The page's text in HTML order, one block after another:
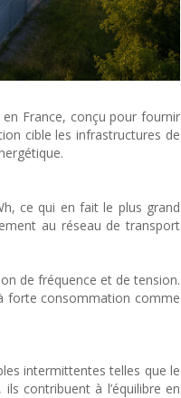
France, conçu pour fournir
cible les infrastructures de
ce qui en fait le plus grand
au réseau de transport
de fréquence et de tension.
forte consommation comme
intermittentes telles que le
contribuent à l’équilibre en